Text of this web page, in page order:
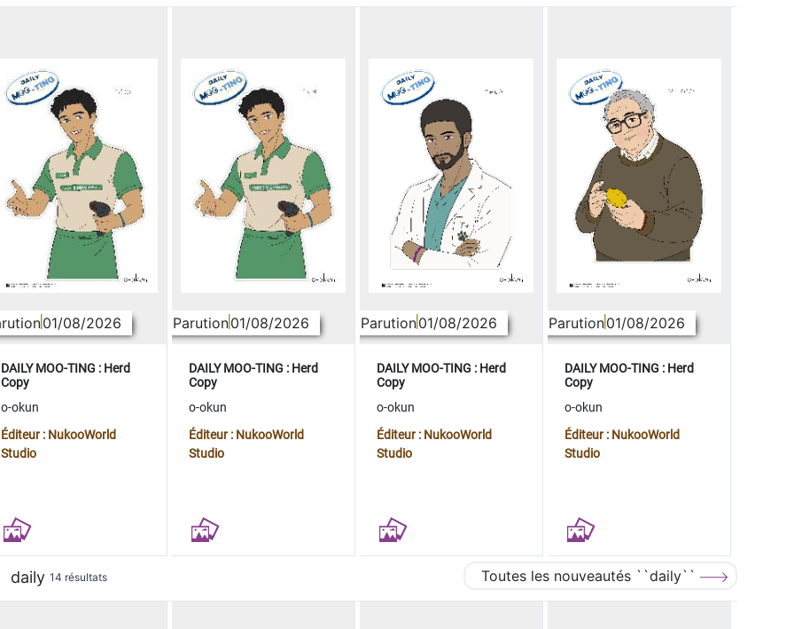
01/08/2026
DAILY MOO-TING : Herd
Copy
o-okun
Éditeur : NukooWorld
Studio
Parution01/08/2026
DAILY MOO-TING : Herd
Copy
o-okun
Éditeur : NukooWorld
Studio
Parution01/08/2026
DAILY MOO-TING : Herd
Copy
o-okun
Éditeur : NukooWorld
Studio
Parution01/08/2026
DAILY MOO-TING : Herd
Copy
o-okun
Éditeur : NukooWorld
Studio
daily 14 résultats Toutes les nouveautés ``daily``